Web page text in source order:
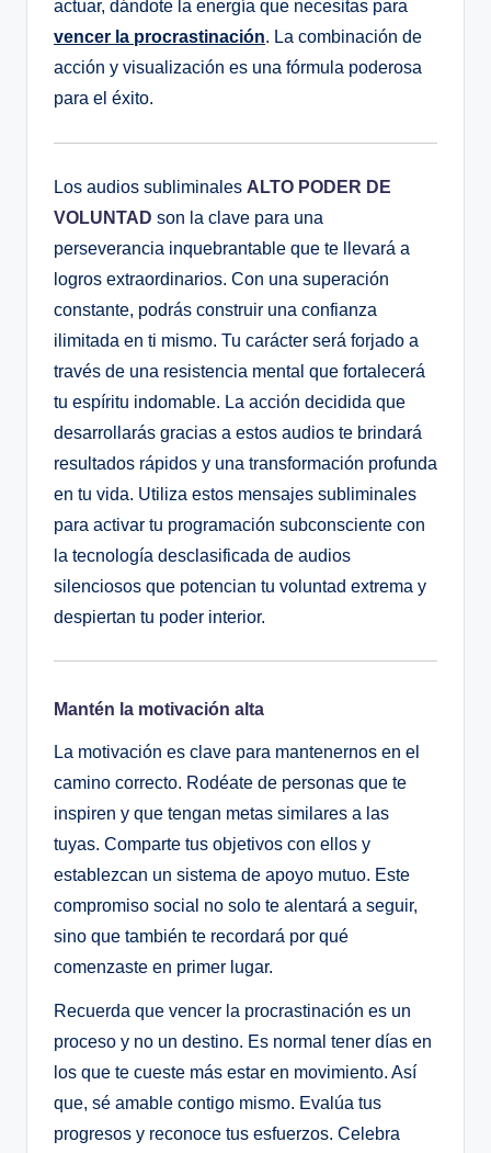
actuar, dándote la energía que necesitas para
vencer la procrastinación. La combinación de
acción y visualización es una fórmula poderosa
para el éxito.
Los audios subliminales ALTO PODER DE
VOLUNTAD son la clave para una
perseverancia inquebrantable que te llevará a
logros extraordinarios. Con una superación
constante, podrás construir una confianza
ilimitada en ti mismo. Tu carácter será forjado a
través de una resistencia mental que fortalecerá
tu espíritu indomable. La acción decidida que
desarrollarás gracias a estos audios te brindará
resultados rápidos y una transformación profunda
en tu vida. Utiliza estos mensajes subliminales
para activar tu programación subconsciente con
la tecnología desclasificada de audios
silenciosos que potencian tu voluntad extrema y
despiertan tu poder interior.
Mantén la motivación alta
La motivación es clave para mantenernos en el
camino correcto. Rodéate de personas que te
inspiren y que tengan metas similares a las
tuyas. Comparte tus objetivos con ellos y
establezcan un sistema de apoyo mutuo. Este
compromiso social no solo te alentará a seguir,
sino que también te recordará por qué
comenzaste en primer lugar.
Recuerda que vencer la procrastinación es un
proceso y no un destino. Es normal tener días en
los que te cueste más estar en movimiento. Así
que, sé amable contigo mismo. Evalúa tus
progresos y reconoce tus esfuerzos. Celebra